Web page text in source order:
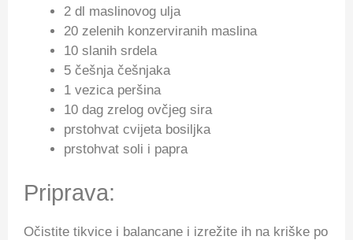
2 dl maslinovog ulja
20 zelenih konzerviranih maslina
10 slanih srdela
5 češnja češnjaka
1 vezica peršina
10 dag zrelog ovčjeg sira
prstohvat cvijeta bosiljka
prstohvat soli i papra
Priprava:
Očistite tikvice i balancane i izrežite ih na kriške po